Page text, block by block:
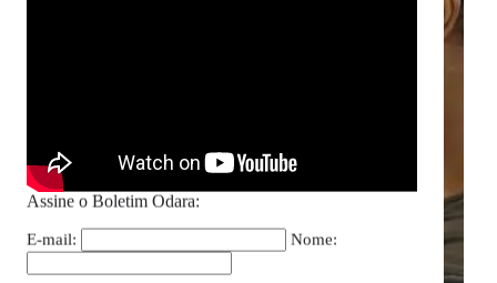
Assine o Boletim Odara:
E-mail: Nome: